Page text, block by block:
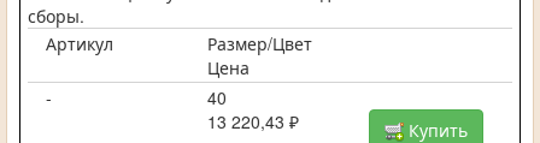
сборы.
Артикул
Размер/Цвет
Цена
-
40
13 220,43 ₽
Купить